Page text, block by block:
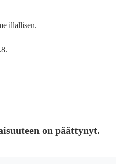
illallisen.
on päättynyt.